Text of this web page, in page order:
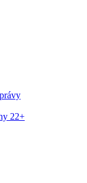
22+